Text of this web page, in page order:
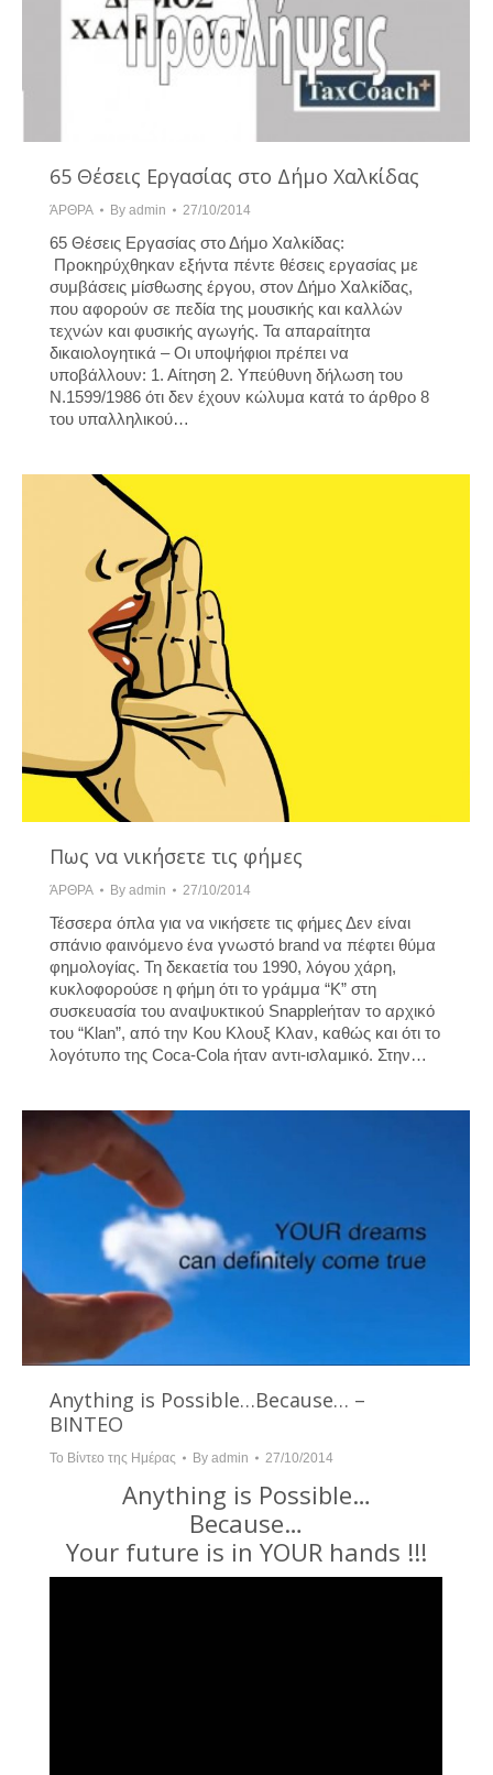
65 Θέσεις Εργασίας στο Δήμο Χαλκίδας
ΆΡΘΡΑ By admin 27/10/2014
65 Θέσεις Εργασίας στο Δήμο Χαλκίδας:
Προκηρύχθηκαν εξήντα πέντε θέσεις εργασίας με
συμβάσεις μίσθωσης έργου, στον Δήμο Χαλκίδας,
που αφορούν σε πεδία της μουσικής και καλλών
τεχνών και φυσικής αγωγής. Τα απαραίτητα
δικαιολογητικά – Οι υποψήφιοι πρέπει να
υποβάλλουν: 1. Αίτηση 2. Υπεύθυνη δήλωση του
Ν.1599/1986 ότι δεν έχουν κώλυμα κατά το άρθρο 8
του υπαλληλικού…
Πως να νικήσετε τις φήμες
ΆΡΘΡΑ By admin 27/10/2014
Τέσσερα όπλα για να νικήσετε τις φήμες Δεν είναι
σπάνιο φαινόμενο ένα γνωστό brand να πέφτει θύμα
φημολογίας. Τη δεκαετία του 1990, λόγου χάρη,
κυκλοφορούσε η φήμη ότι το γράμμα “K” στη
συσκευασία του αναψυκτικού Snappleήταν το αρχικό
του “Klan”, από την Κου Κλουξ Κλαν, καθώς και ότι το
λογότυπο της Coca-Cola ήταν αντι-ισλαμικό. Στην…
Anything is Possible…Because… –
BINTEO
Το Βίντεο της Ημέρας By admin 27/10/2014
Anything is Possible…
Because…
Your future is in YOUR hands !!!